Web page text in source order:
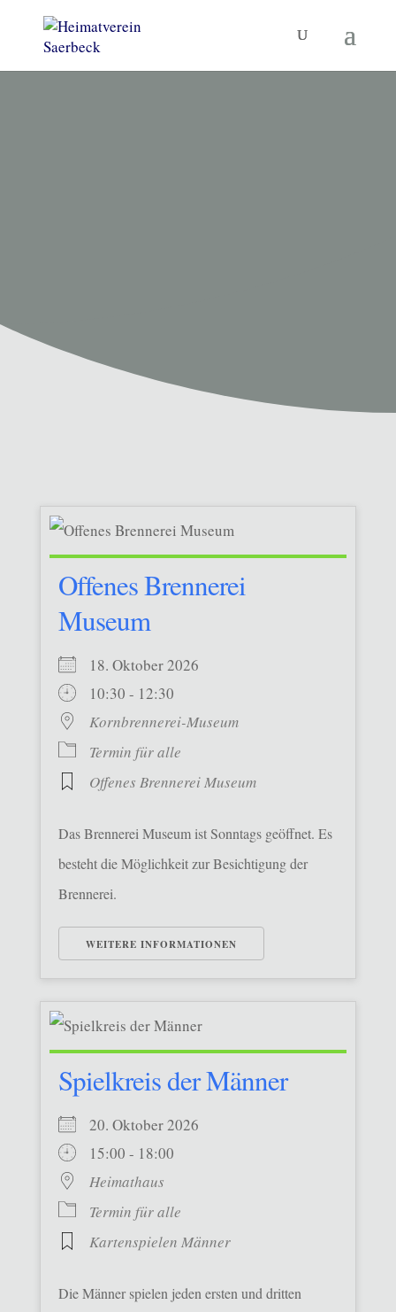
Offenes Brennerei
Museum
18. Oktober 2026
10:30 - 12:30
Kornbrennerei-Museum
Termin für alle
Offenes Brennerei Museum
Das Brennerei Museum ist Sonntags geöffnet. Es
besteht die Möglichkeit zur Besichtigung der
Brennerei.
WEITERE INFORMATIONEN
Spielkreis der Männer
20. Oktober 2026
15:00 - 18:00
Heimathaus
Termin für alle
Kartenspielen Männer
Die Männer spielen jeden ersten und dritten